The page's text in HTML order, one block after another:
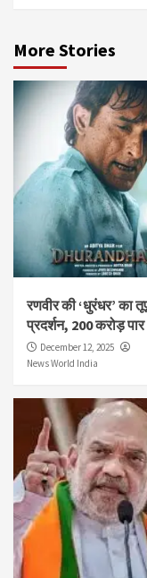
More Stories
रणवीर की ‘धुरंधर’ का
प्रदर्शन, 200 करोड़ पार
December 12, 2025
News World India